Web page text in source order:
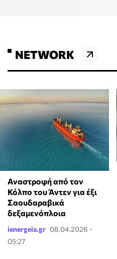
NETWORK
Αναστροφή από τον
Κόλπο του Άντεν για έξι
Σαουδαραβικά
δεξαμενόπλοια
ienergeia.gr 08.04.2026 -
05:27